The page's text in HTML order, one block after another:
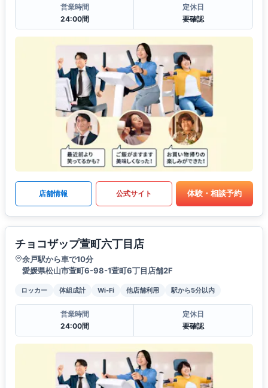
営業時間
24:00間
定休日
要確認
店舗情報 公式サイト 体験・相談予約
チョコザップ萱町六丁目店
余戸駅から車で10分
愛媛県松山市萱町6-98-1萱町6丁目店舗2F
ロッカー 体組成計 Wi-Fi 他店舗利用 駅から5分以内
営業時間
24:00間
定休日
要確認